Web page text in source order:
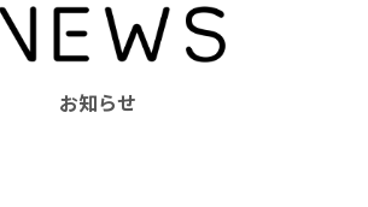
お知らせ